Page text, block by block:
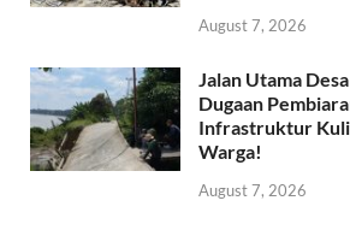
August 7, 2026
Jalan Utama
Dugaan
Infrastruktur
Warga!
August 7, 2026